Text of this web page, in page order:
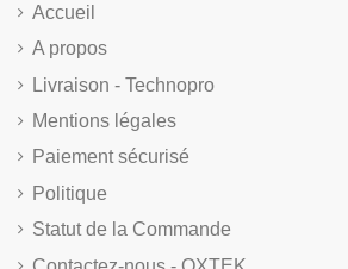
Accueil
A propos
Livraison - Technopro
Mentions légales
Paiement sécurisé
Politique
Statut de la Commande